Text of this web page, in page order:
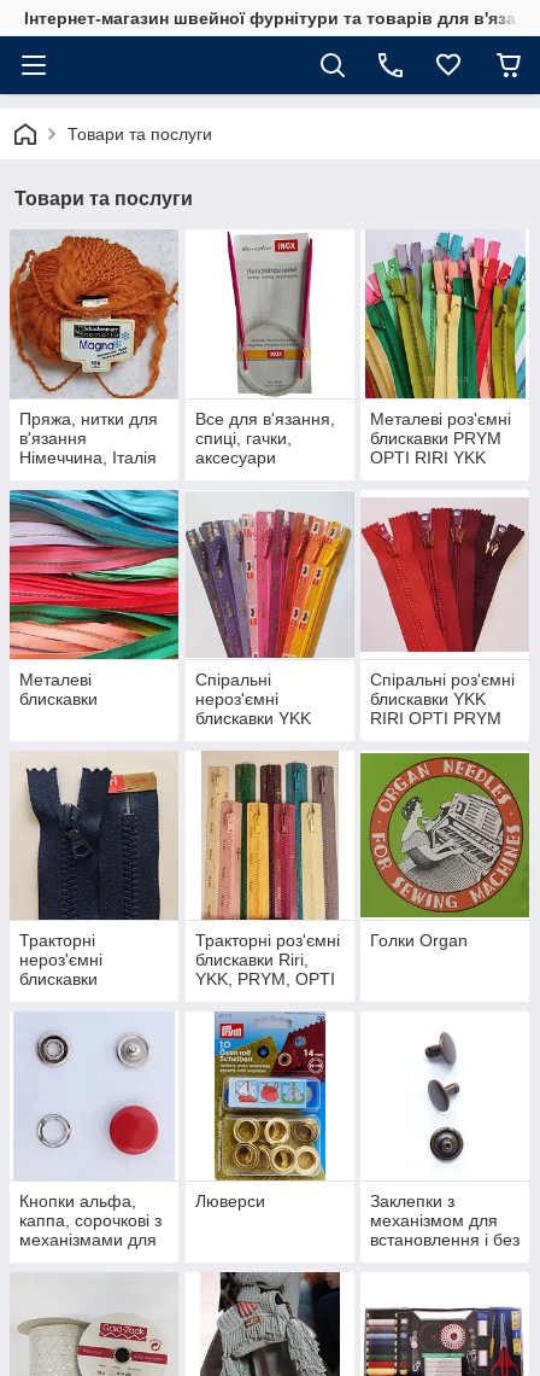
Інтернет-магазин швейної фурнітури та товарів для
Товари та послуги
Товари та послуги
Пряжа, нитки для
в'язання
Німеччина, Італія
Все для в'язання,
спиці, гачки,
аксесуари
Металеві роз'ємні
блискавки PRYM
OPTI RIRI YKK
Металеві
блискавки
Спіральні
нероз'ємні
блискавки YKK
COSE
Спіральні роз'ємні
блискавки YKK
RIRI OPTI PRYM
Тракторні
нероз'ємні
блискавки
Тракторні роз'ємні
блискавки Riri,
YKK, PRYM, OPTI
Голки Organ
Кнопки альфа,
каппа, сорочкові з
механізмами для
наборах та
Люверси
Заклепки з
механізмом для
встановлення і без